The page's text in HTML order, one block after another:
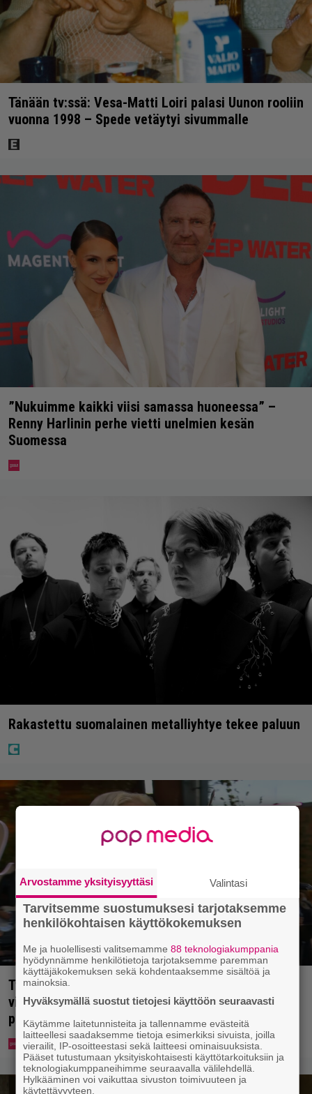
Tänään tv:ssä: Vesa-Matti Loiri palasi Uunon rooliin
vuonna 1998 – Spede vetäytyi sivummalle
”Nukuimme kaikki viisi samassa huoneessa” –
Renny Harlinin perhe vietti unelmien kesän
Suomessa
Rakastettu suomalainen metalliyhtye tekee paluun
Tv-ohjelman juontaja pudotti Linda Lampeniuksen
viulun – Pete Parkkonen pakeni kauhuissaan
paikalta
Arvostamme yksityisyyttäsi Valintasi
Tarvitsemme suostumuksesi tarjotaksemme
henkilökohtaisen käyttökokemuksen
Me ja huolellisesti valitsemamme 88 teknologiakumppania
hyödynnämme henkilötietoja tarjotaksemme paremman
käyttäjäkokemuksen sekä kohdentaaksemme sisältöä ja
mainoksia.
Hyväksymällä suostut tietojesi käyttöön seuraavasti
Käytämme laitetunnisteita ja tallennamme evästeitä
laitteellesi saadaksemme tietoja esimerkiksi sivuista, joilla
vierailit, IP-osoitteestasi sekä laitteesi ominaisuuksista.
Pääset tutustumaan yksityiskohtaisesti käyttötarkoituksiin ja
teknologiakumppaneihimme seuraavalla välilehdellä.
Hylkääminen voi vaikuttaa sivuston toimivuuteen ja
käytettävyyteen.